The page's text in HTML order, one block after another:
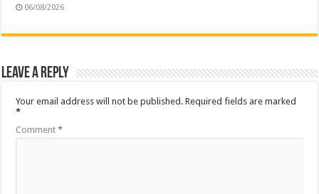
06/08/2026
Leave a Reply
Your email address will not be published. Required fields are marked
*
Comment*